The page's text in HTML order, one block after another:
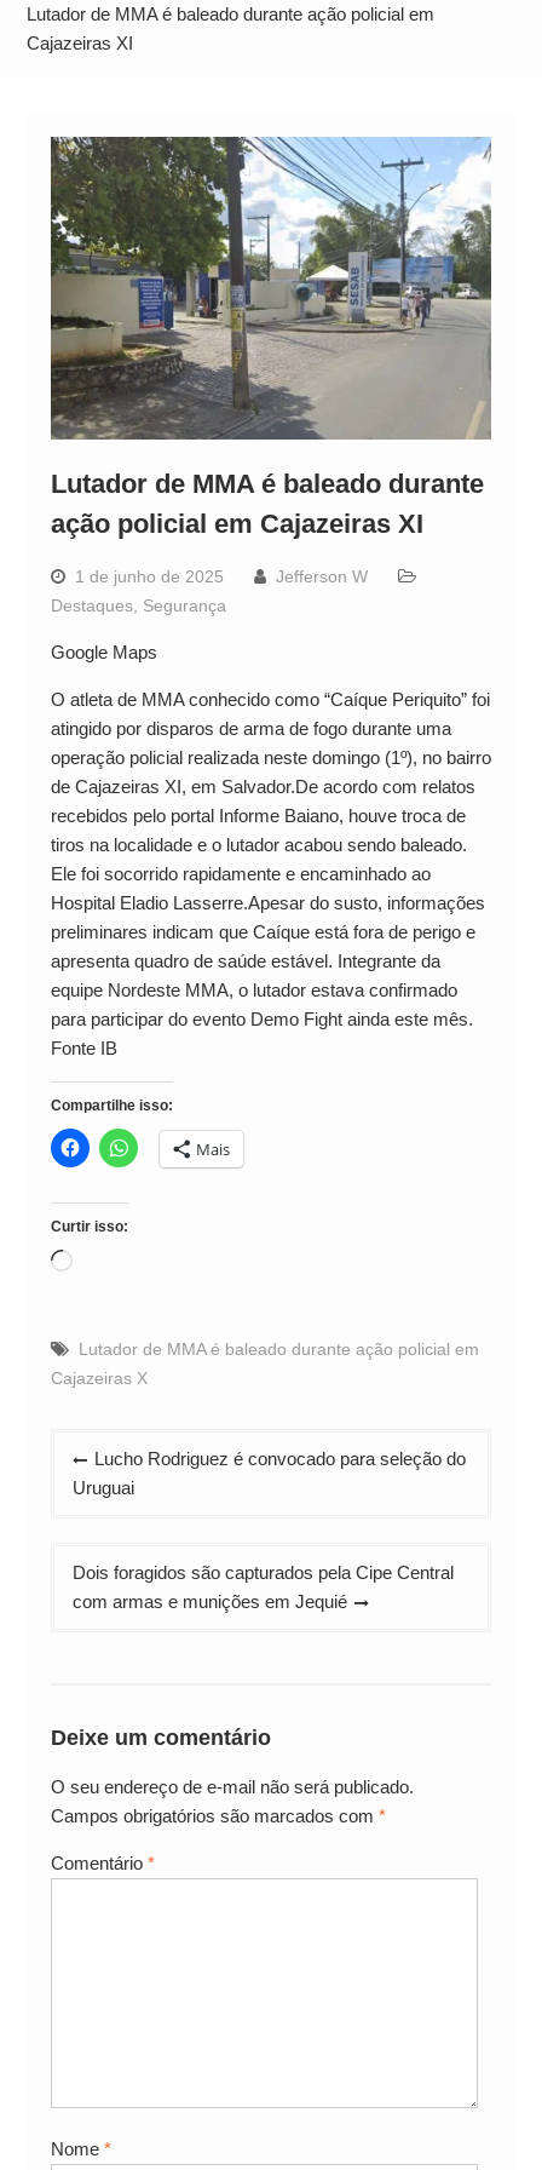
Operação Ágio: Ação policial na Bahia prende 14
suspeitos e mira rede ligada a ‘Zói de Gato’, do
Lutador de MMA é baleado durante ação policial em
Cajazeiras XI
Lutador de MMA é baleado durante
ação policial em Cajazeiras XI
1 de junho de 2025
Jefferson W
Destaques, Segurança
Google Maps
O atleta de MMA conhecido como “Caíque Periquito” foi
atingido por disparos de arma de fogo durante uma
operação policial realizada neste domingo (1º), no bairro
de Cajazeiras XI, em Salvador.De acordo com relatos
recebidos pelo portal Informe Baiano, houve troca de
tiros na localidade e o lutador acabou sendo baleado.
Ele foi socorrido rapidamente e encaminhado ao
Hospital Eladio Lasserre.Apesar do susto, informações
preliminares indicam que Caíque está fora de perigo e
apresenta quadro de saúde estável. Integrante da
equipe Nordeste MMA, o lutador estava confirmado
para participar do evento Demo Fight ainda este mês.
Fonte IB
Compartilhe isso:
Mais
Curtir isso:
Carregando...
Lutador de MMA é baleado durante ação policial em
Cajazeiras X
Navegação
de
Lucho Rodriguez é convocado para seleção do
Uruguai
Dois foragidos são capturados pela Cipe Central
com armas e munições em Jequié
Deixe um comentário
O seu endereço de e-mail não será publicado.
Campos obrigatórios são marcados com *
Comentário *
Nome *